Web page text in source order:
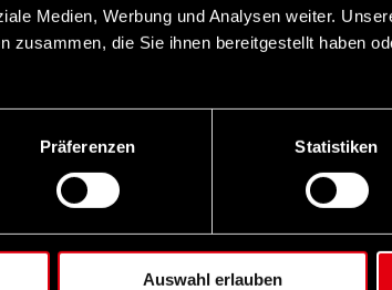
Medien, Werbung und Analysen weiter.
zusammen, die Sie ihnen bereitgestellt haben
Präferenzen Statistiken
Auswahl erlauben